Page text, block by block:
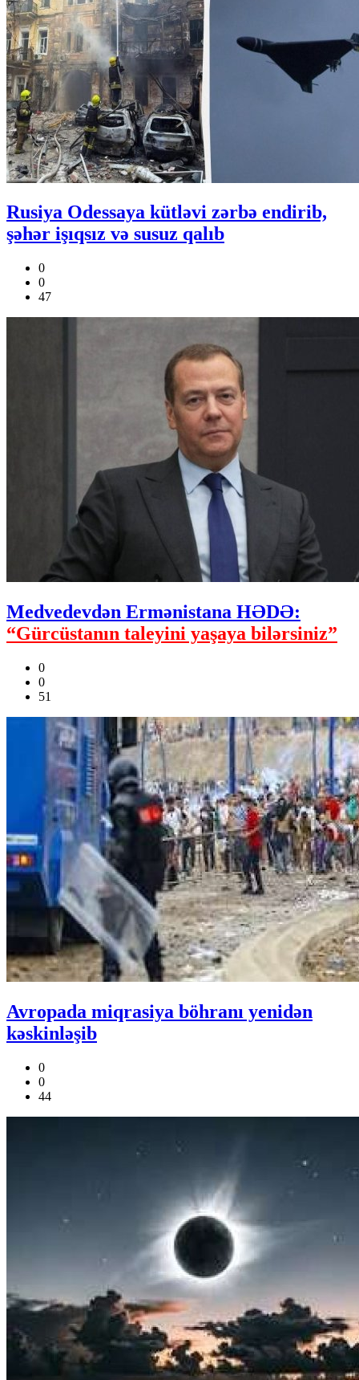
Rusiya Odessaya kütləvi zərbə endirib,
şəhər işıqsız və susuz qalıb
0
0
47
Medvedevdən Ermənistana HƏDƏ:
“Gürcüstanın taleyini yaşaya bilərsiniz”
0
0
51
Avropada miqrasiya böhranı yenidən
kəskinləşib
0
0
44